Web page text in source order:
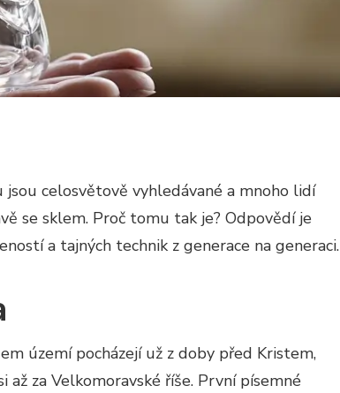
celosvětově vyhledávané a mnoho lidí
se sklem. Proč tomu tak je? Odpovědí je
a tajných technik z generace na generaci.
území pocházejí už z doby před Kristem,
za Velkomoravské říše. První písemné